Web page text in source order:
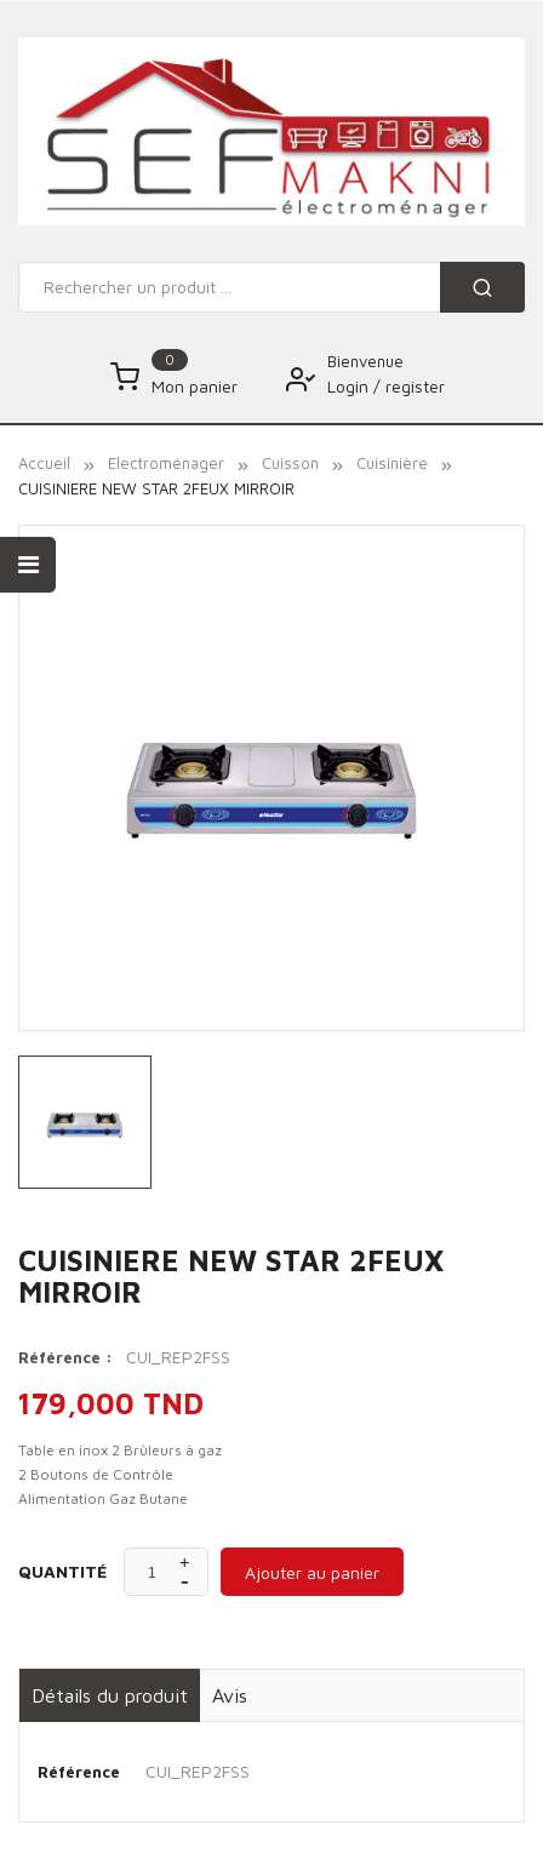
0
Mon panier
Bienvenue
Login / register
Accueil Electroménager Cuisson
Cuisinière
CUISINIERE NEW STAR 2FEUX MIRROIR
CUISINIERE NEW STAR 2FEUX
MIRROIR
Référence : CUI_REP2FSS
179,000 TND
Table en inox 2 Brûleurs à gaz
2 Boutons de Contrôle
Alimentation Gaz Butane
QUANTITÉ Ajouter au panier
Détails du produit Avis
Référence CUI_REP2FSS